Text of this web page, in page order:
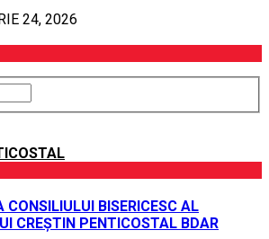
24, 2026
CONSILIULUI BISERICESC AL
CREȘTIN PENTICOSTAL BDAR